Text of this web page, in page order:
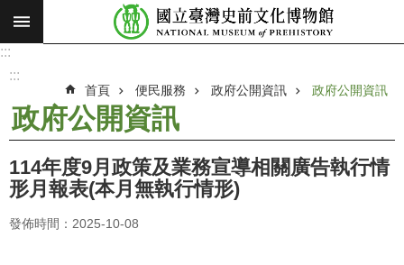
跳到主要內容區塊
搜
願
使
命
最
:::
:::
首頁 便民服務 政府公開資訊 政府公開資訊
政府公開資訊
114年度9月政策及業務宣導相關廣告執行情
形月報表(本月無執行情形)
發佈時間：2025-10-08